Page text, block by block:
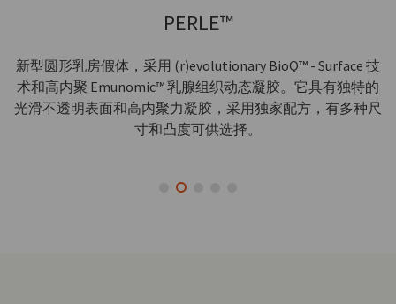
PERLE™
新型圆形乳房假体，采用 (r)evolutionary BioQ™ - Surface 技
术和高内聚 Emunomic™ 乳腺组织动态凝胶。它具有独特的
光滑不透明表面和高内聚力凝胶，采用独家配方，有多种尺
寸和凸度可供选择。